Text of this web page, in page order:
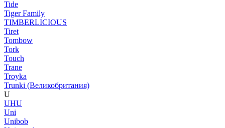
Tide
Tiger Family
TIMBERLICIOUS
Tiret
Tombow
Tork
Touch
Trane
Troyka
Trunki (Великобритания)
U
UHU
Uni
Unibob